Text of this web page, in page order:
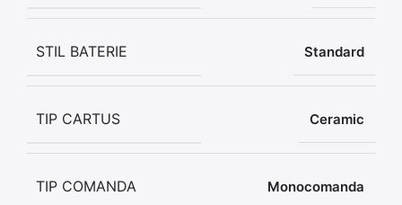
STIL BATERIE Standard
TIP CARTUS Ceramic
TIP COMANDA Monocomanda